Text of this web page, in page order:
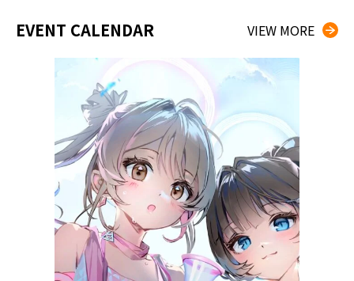
EVENT CALENDAR VIEW MORE